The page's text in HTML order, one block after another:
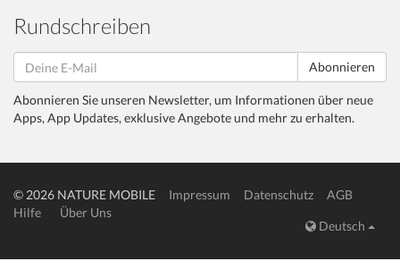
Rundschreiben
Abonnieren
Abonnieren Sie unseren Newsletter, um Informationen über neue
Apps, App Updates, exklusive Angebote und mehr zu erhalten.
© 2026 NATURE MOBILE Impressum Datenschutz
AGB
Hilfe
Über Uns
Deutsch